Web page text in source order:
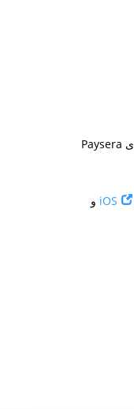
لتتمكن من تداول المعادن الثمينة، يجب أن تكون عميلاً محدد الهوية لدى Paysera
iOS و